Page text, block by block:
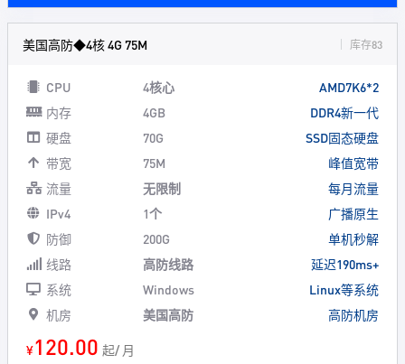
美国高防◆4核 4G 75M 库存83
CPU 4核心
AMD7K6*2
内存
4GB
DDR4新一代
硬盘
70G
SSD固态硬盘
带宽
75M
峰值宽带
流量
无限制
每月流量
IPv4
1个
广播原生
防御
200G
单机秒解
线路
高防线路
延迟190ms+
系统
Windows
Linux等系统
机房
美国高防 高防机房
¥120.00 起/ 月